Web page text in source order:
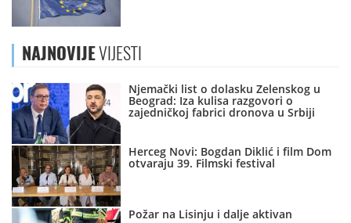
NAJNOVIJEVIJESTI
Njemački list o dolasku Zelenskog u
Beograd: Iza kulisa razgovori o
zajedničkoj fabrici dronova u Srbiji
Herceg Novi: Bogdan Diklić i film Dom
otvaraju 39. Filmski festival
Požar na Lisinju i dalje aktivan